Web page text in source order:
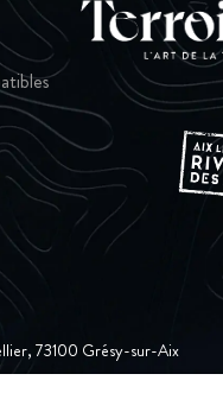
73100 Grésy-sur-Aix